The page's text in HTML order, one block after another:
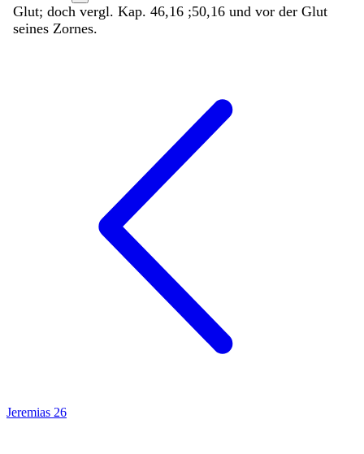
Glut; doch vergl. Kap. 46,16 ;50,16 und vor der Glut
seines Zornes.
Jeremias 26